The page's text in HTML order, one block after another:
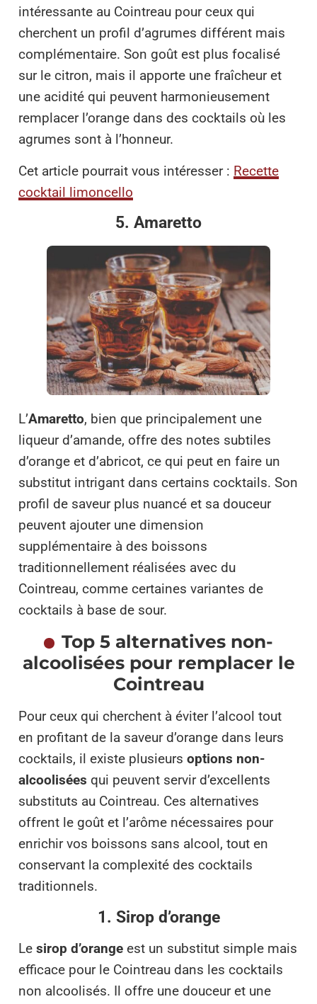
intéressante au Cointreau pour ceux qui
cherchent un profil d’agrumes différent mais
complémentaire. Son goût est plus focalisé
sur le citron, mais il apporte une fraîcheur et
une acidité qui peuvent harmonieusement
remplacer l’orange dans des cocktails où les
agrumes sont à l’honneur.
Cet article pourrait vous intéresser : Recette
cocktail limoncello
5. Amaretto
L’Amaretto, bien que principalement une
liqueur d’amande, offre des notes subtiles
d’orange et d’abricot, ce qui peut en faire un
substitut intrigant dans certains cocktails. Son
profil de saveur plus nuancé et sa douceur
peuvent ajouter une dimension
supplémentaire à des boissons
traditionnellement réalisées avec du
Cointreau, comme certaines variantes de
cocktails à base de sour.
Top 5 alternatives non-
alcoolisées pour remplacer le
Cointreau
Pour ceux qui cherchent à éviter l’alcool tout
en profitant de la saveur d’orange dans leurs
cocktails, il existe plusieurs options non-
alcoolisées qui peuvent servir d’excellents
substituts au Cointreau. Ces alternatives
offrent le goût et l’arôme nécessaires pour
enrichir vos boissons sans alcool, tout en
conservant la complexité des cocktails
traditionnels.
1. Sirop d’orange
Le sirop d’orange est un substitut simple mais
efficace pour le Cointreau dans les cocktails
non alcoolisés. Il offre une douceur et une